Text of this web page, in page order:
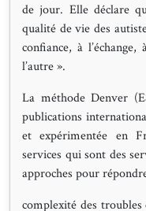
de jour. Elle déclare
qualité de vie des
confiance, à
l’autre ».
La méthode Denver
publications
et expérimentée en
services qui sont des
approches pour
complexité des troubles